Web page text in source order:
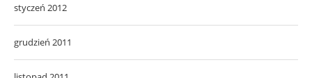
styczeń 2012
grudzień 2011